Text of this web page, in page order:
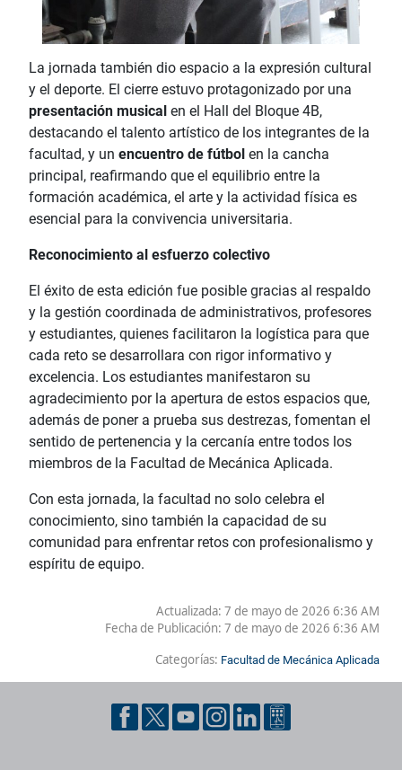
La jornada también dio espacio a la expresión cultural
y el deporte. El cierre estuvo protagonizado por una
presentación musical en el Hall del Bloque 4B,
destacando el talento artístico de los integrantes de la
facultad, y un encuentro de fútbol en la cancha
principal, reafirmando que el equilibrio entre la
formación académica, el arte y la actividad física es
esencial para la convivencia universitaria.
Reconocimiento al esfuerzo colectivo
El éxito de esta edición fue posible gracias al respaldo
y la gestión coordinada de administrativos, profesores
y estudiantes, quienes facilitaron la logística para que
cada reto se desarrollara con rigor informativo y
excelencia. Los estudiantes manifestaron su
agradecimiento por la apertura de estos espacios que,
además de poner a prueba sus destrezas, fomentan el
sentido de pertenencia y la cercanía entre todos los
miembros de la Facultad de Mecánica Aplicada.
Con esta jornada, la facultad no solo celebra el
conocimiento, sino también la capacidad de su
comunidad para enfrentar retos con profesionalismo y
espíritu de equipo.
Actualizada: 7 de mayo de 2026 6:36 AM
Fecha de Publicación: 7 de mayo de 2026 6:36 AM
Categorías: Facultad de Mecánica Aplicada